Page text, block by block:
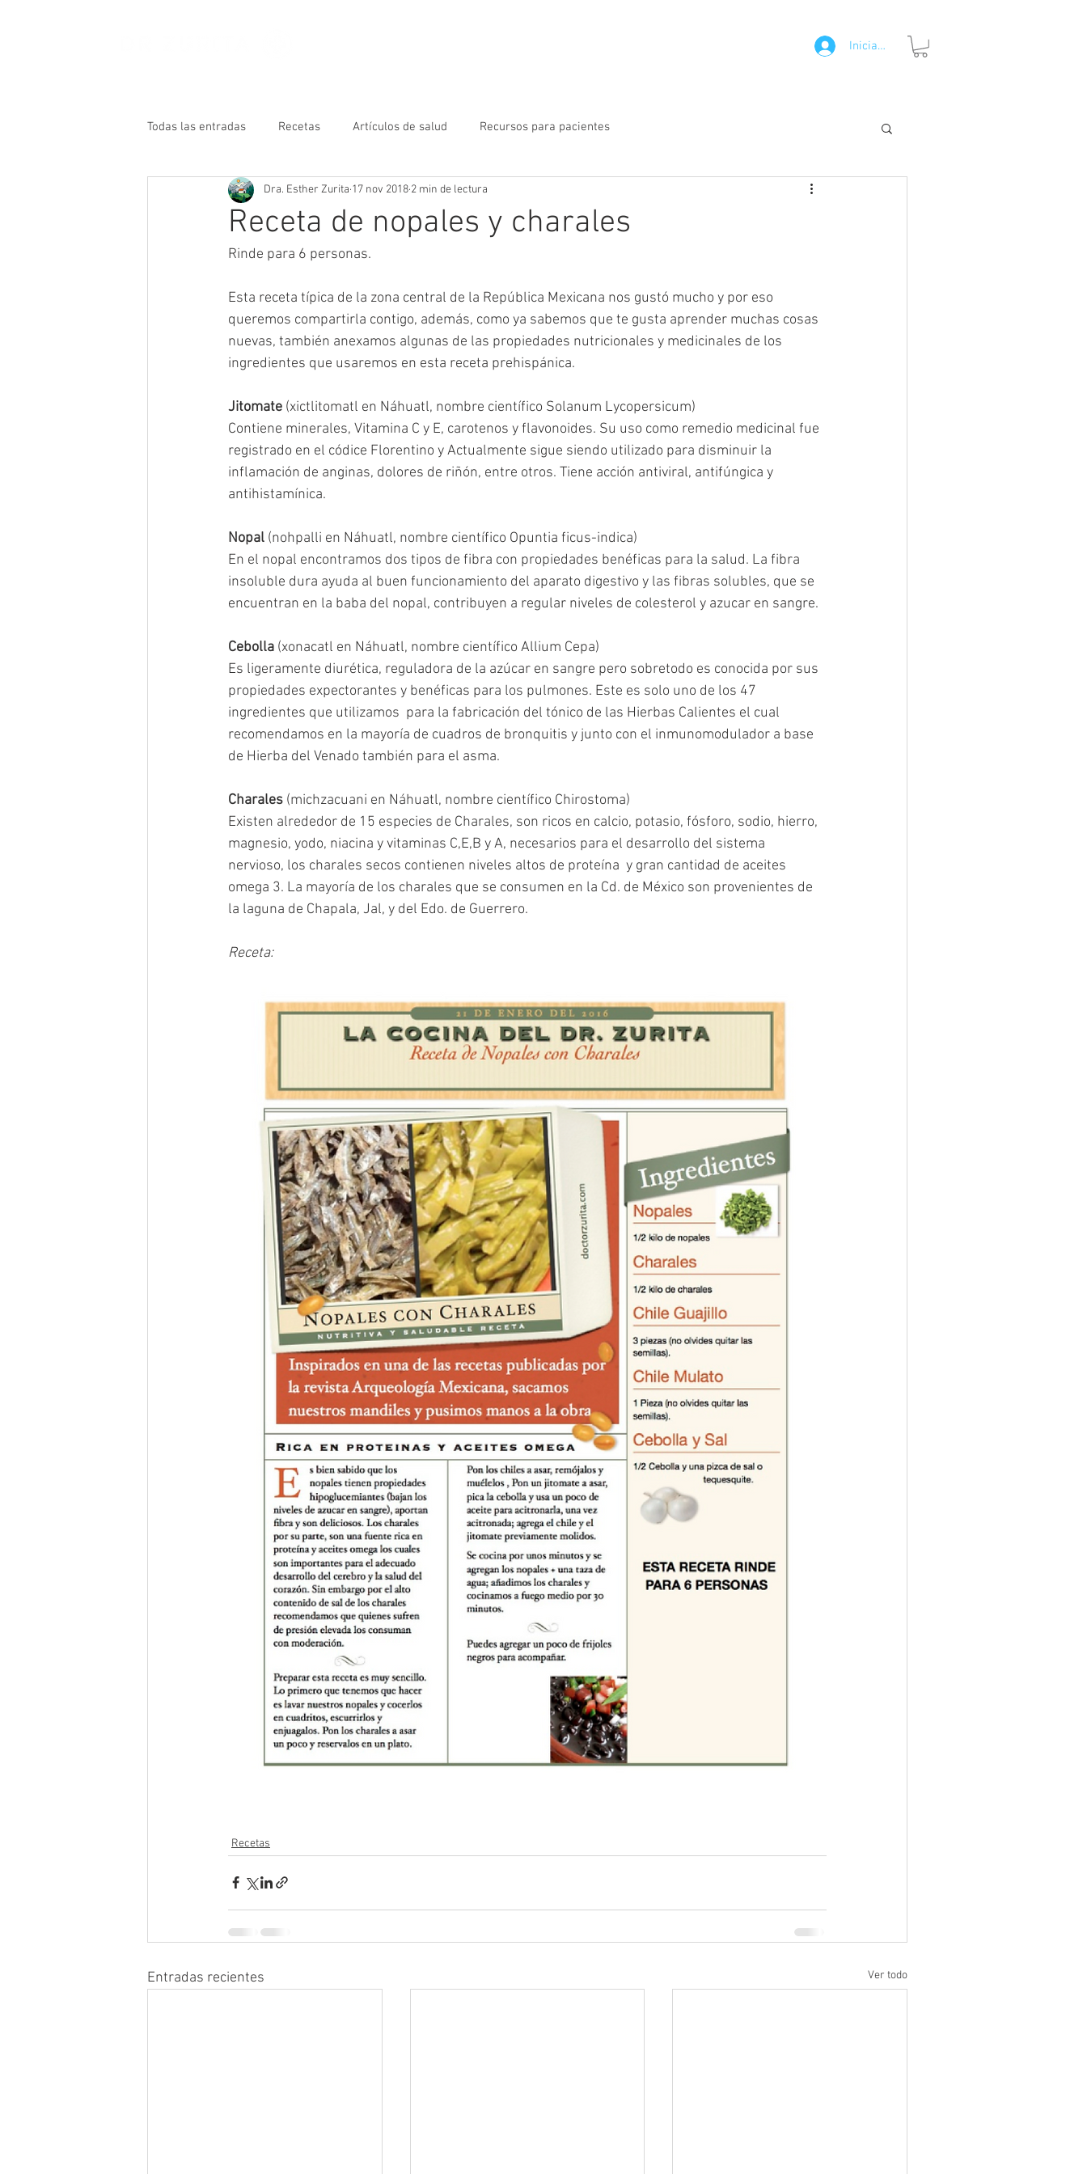
Iniciar sesión
Todas las entradas Recetas Artículos de salud Recursos para pacientes
Receta de nopales y charales
Dra. Esther Zurita 17 nov 2018 2 min de lectura
Rinde para 6 personas.
Esta receta típica de la zona central de la República Mexicana nos gustó mucho y por eso
queremos compartirla contigo, además, como ya sabemos que te gusta aprender muchas cosas
nuevas, también anexamos algunas de las propiedades nutricionales y medicinales de los
ingredientes que usaremos en esta receta prehispánica.
Jitomate (xictlitomatl en Náhuatl, nombre científico Solanum Lycopersicum)
Contiene minerales, Vitamina C y E, carotenos y flavonoides. Su uso como remedio medicinal fue
registrado en el códice Florentino y Actualmente sigue siendo utilizado para disminuir la
inflamación de anginas, dolores de riñón, entre otros. Tiene acción antiviral, antifúngica y
antihistamínica.
Nopal (nohpalli en Náhuatl, nombre científico Opuntia ficus-indica)
En el nopal encontramos dos tipos de fibra con propiedades benéficas para la salud. La fibra
insoluble dura ayuda al buen funcionamiento del aparato digestivo y las fibras solubles, que se
encuentran en la baba del nopal, contribuyen a regular niveles de colesterol y azucar en sangre.
Cebolla (xonacatl en Náhuatl, nombre científico Allium Cepa)
Es ligeramente diurética, reguladora de la azúcar en sangre pero sobretodo es conocida por sus
propiedades expectorantes y benéficas para los pulmones. Este es solo uno de los 47
ingredientes que utilizamos  para la fabricación del tónico de las Hierbas Calientes el cual
recomendamos en la mayoría de cuadros de bronquitis y junto con el inmunomodulador a base
de Hierba del Venado también para el asma.
Charales (michzacuani en Náhuatl, nombre científico Chirostoma)
Existen alrededor de 15 especies de Charales, son ricos en calcio, potasio, fósforo, sodio, hierro,
magnesio, yodo, niacina y vitaminas C,E,B y A, necesarios para el desarrollo del sistema
nervioso, los charales secos contienen niveles altos de proteína  y gran cantidad de aceites
omega 3. La mayoría de los charales que se consumen en la Cd. de México son provenientes de
la laguna de Chapala, Jal, y del Edo. de Guerrero.
Receta:
Recetas
Entradas recientes Ver todo